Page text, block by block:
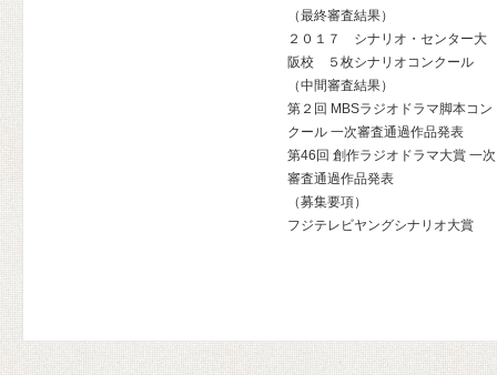
（最終審査結果）
２０１７ シナリオ・センター大
阪校 ５枚シナリオコンクール
（中間審査結果）
第２回 MBSラジオドラマ脚本コン
クール 一次審査通過作品発表
第46回 創作ラジオドラマ大賞 一次
審査通過作品発表
（募集要項）
フジテレビヤングシナリオ大賞